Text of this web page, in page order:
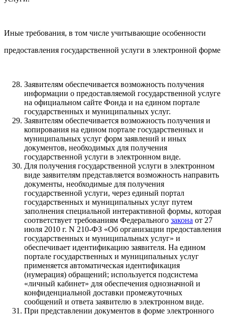
Иные требования, в том числе учитывающие особенности
предоставления государственной услуги в электронной форме
Заявителям обеспечивается возможность получения
информации о предоставляемой государственной услуге
на официальном сайте Фонда и на едином портале
государственных и муниципальных услуг.
Заявителям обеспечивается возможность получения и
копирования на едином портале государственных и
муниципальных услуг форм заявлений и иных
документов, необходимых для получения
государственной услуги в электронном виде.
Для получения государственной услуги в электронном
виде заявителям представляется возможность направить
документы, необходимые для получения
государственной услуги, через единый портал
государственных и муниципальных услуг путем
заполнения специальной интерактивной формы, которая
соответствует требованиям Федерального закона от 27
июля 2010 г. N 210-ФЗ «Об организации предоставления
государственных и муниципальных услуг» и
обеспечивает идентификацию заявителя. На едином
портале государственных и муниципальных услуг
применяется автоматическая идентификация
(нумерация) обращений; используется подсистема
«личный кабинет» для обеспечения однозначной и
конфиденциальной доставки промежуточных
сообщений и ответа заявителю в электронном виде.
При представлении документов в форме электронного